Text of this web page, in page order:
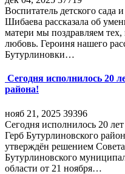
Воспитатель детского
Шибаева рассказала об
матери мы поздравляем тех,
любовь. Героиня нашего
Бутурлиновки…
Сегодня исполнилось 20
района!
нояб 21, 2025 39396
Сегодня исполнилось 20
Герб Бутурлиновского
утверждён решением
Бутурлиновского
области от 21 ноября…